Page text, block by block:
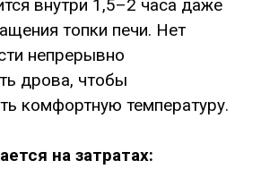
внутри 1,5–2 часа даже
топки печи. Нет
непрерывно
дрова, чтобы
комфортную температуру.
на затратах: